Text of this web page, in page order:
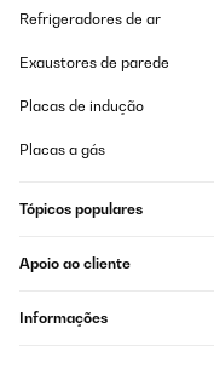
Refrigeradores de ar
Exaustores de parede
Placas de indução
Placas a gás
Tópicos populares
Apoio ao cliente
Informações